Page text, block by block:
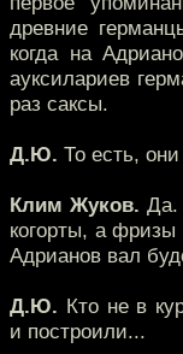
древние
когда на
ауксилариев
раз саксы.
Д.Ю. То есть,
Клим Жуков. Да.
когорты, а
Адрианов вал
Д.Ю. Кто не в
и построили...